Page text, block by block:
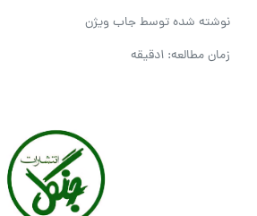
نوشته شده توسطجاب ویژن
زمان مطالعه: 1دقیقه